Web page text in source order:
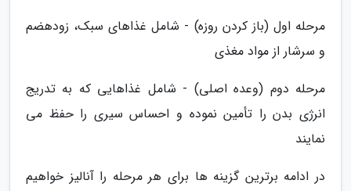
مرحله اول (باز کردن روزه) - شامل غذاهای سبک، زودهضم
و سرشار از مواد مغذی
مرحله دوم (وعده اصلی) - شامل غذاهایی که به تدریج
انرژی بدن را تأمین نموده و احساس سیری را حفظ می
نمایند
در ادامه برترین گزینه ها برای هر مرحله را آنالیز خواهیم